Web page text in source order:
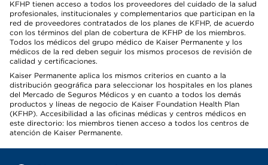
KFHP tienen acceso a todos los proveedores del cuidado de la salud
profesionales, institucionales y complementarios que participan en la
red de proveedores contratados de los planes de KFHP, de acuerdo
con los términos del plan de cobertura de KFHP de los miembros.
Todos los médicos del grupo médico de Kaiser Permanente y los
médicos de la red deben seguir los mismos procesos de revisión de
calidad y certificaciones.
Kaiser Permanente aplica los mismos criterios en cuanto a la
distribución geográfica para seleccionar los hospitales en los planes
del Mercado de Seguros Médicos y en cuanto a todos los demás
productos y líneas de negocio de Kaiser Foundation Health Plan
(KFHP). Accesibilidad a las oficinas médicas y centros médicos en
este directorio: los miembros tienen acceso a todos los centros de
atención de Kaiser Permanente.